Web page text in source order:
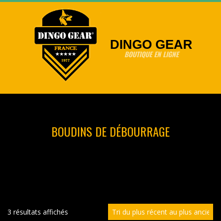
Skip
DINGO GEAR
BOUTIQUE EN LIGNE
BOUDINS DE DÉBOURRAGE
3 résultats affichés